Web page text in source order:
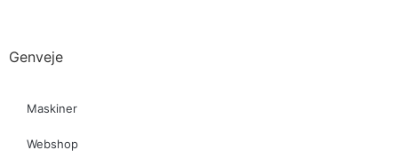
Genveje
Maskiner
Webshop